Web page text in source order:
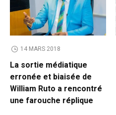
14 MARS 2018
La sortie médiatique
erronée et biaisée de
William Ruto a rencontré
une farouche réplique